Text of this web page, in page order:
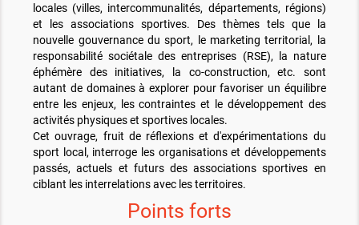
locales (villes, intercommunalités, départements, régions)
et les associations sportives. Des thèmes tels que la
nouvelle gouvernance du sport, le marketing territorial, la
responsabilité sociétale des entreprises (RSE), la nature
éphémère des initiatives, la co-construction, etc. sont
autant de domaines à explorer pour favoriser un équilibre
entre les enjeux, les contraintes et le développement des
activités physiques et sportives locales.
Cet ouvrage, fruit de réflexions et d'expérimentations du
sport local, interroge les organisations et développements
passés, actuels et futurs des associations sportives en
ciblant les interrelations avec les territoires.
Points forts